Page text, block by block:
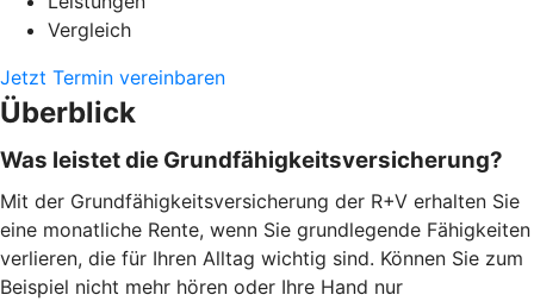
Vergleich
Jetzt Termin vereinbaren
Überblick
Was leistet die Grundfähigkeitsversicherung?
Mit der Grundfähigkeitsversicherung der R+V erhalten Sie
eine monatliche Rente, wenn Sie grundlegende Fähigkeiten
verlieren, die für Ihren Alltag wichtig sind. Können Sie zum
Beispiel nicht mehr hören oder Ihre Hand nur